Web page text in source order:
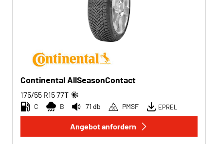
Continental AllSeasonContact
175/55 R1577T
C B 71 db PMSF EPREL
Angebot anfordern